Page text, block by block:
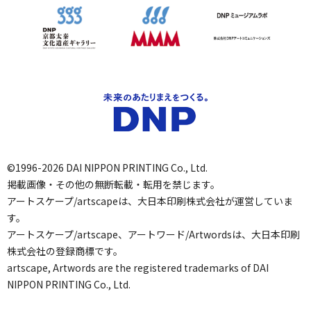
©1996-2026 DAI NIPPON PRINTING Co., Ltd.
掲載画像・その他の無断転載・転用を禁じます。
アートスケープ/artscapeは、大日本印刷株式会社が運営していま
す。
アートスケープ/artscape、アートワード/Artwordsは、大日本印刷
株式会社の登録商標です。
artscape, Artwords are the registered trademarks of DAI
NIPPON PRINTING Co., Ltd.